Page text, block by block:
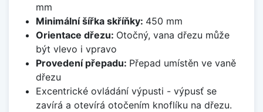
mm
Minimální šířka skříňky: 450 mm
Orientace dřezu: Otočný, vana dřezu může
být vlevo i vpravo
Provedení přepadu: Přepad umístěn ve vaně
dřezu
Excentrické ovládání výpusti - výpusť se
zavírá a otevírá otočením knoflíku na dřezu.